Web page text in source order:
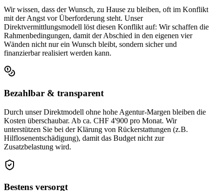
Wir wissen, dass der Wunsch, zu Hause zu bleiben, oft im Konflikt
mit der Angst vor Überforderung steht. Unser
Direktvermittlungsmodell löst diesen Konflikt auf: Wir schaffen die
Rahmenbedingungen, damit der Abschied in den eigenen vier
Wänden nicht nur ein Wunsch bleibt, sondern sicher und
finanzierbar realisiert werden kann.
Bezahlbar & transparent
Durch unser Direktmodell ohne hohe Agentur-Margen bleiben die
Kosten überschaubar. Ab ca. CHF 4'900 pro Monat. Wir
unterstützen Sie bei der Klärung von Rückerstattungen (z.B.
Hilflosenentschädigung), damit das Budget nicht zur
Zusatzbelastung wird.
Bestens versorgt